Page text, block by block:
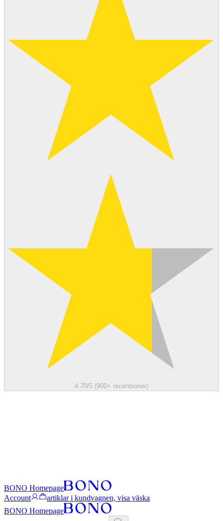
4.70/5 (900+ recensioner)
BONO Homepage
Account
artiklar i kundvagnen, visa väska
BONO Homepage